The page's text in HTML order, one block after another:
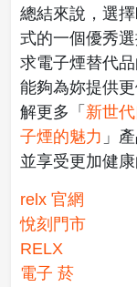
總結來說，選
式的一個優秀
求電子煙替代
能夠為妳提供
解更多「新世
子煙的魅力 」
並享受更加健
relx 官網
悅刻門市
RELX
電子 菸